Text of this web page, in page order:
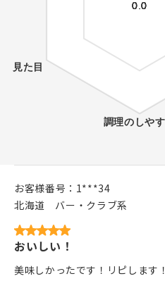
お客様番号： 1***34
北海道
バー・クラブ系
おいしい！
美味しかったです！リピします！